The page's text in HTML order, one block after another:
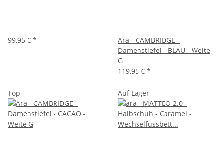
99,95 € *
Ara - CAMBRIDGE -
Damenstiefel - BLAU - Weite
G
119,95 € *
Top Auf Lager